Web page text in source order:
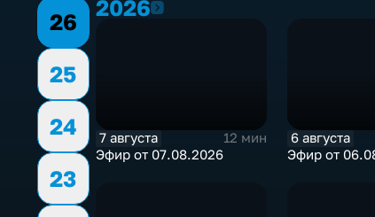
26
25
24
23
20262026
7 августа
12 мин
Эфир от 07.08.2026
6 августа
Эфир от